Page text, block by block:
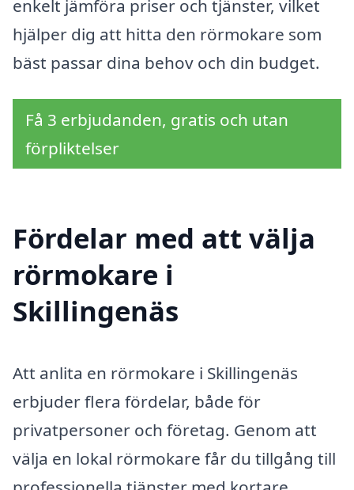
enkelt jämföra priser och tjänster, vilket
hjälper dig att hitta den rörmokare som
bäst passar dina behov och din budget.
Få 3 erbjudanden, gratis och utan
förpliktelser
Fördelar med att välja
rörmokare i
Skillingenäs
Att anlita en rörmokare i Skillingenäs
erbjuder flera fördelar, både för
privatpersoner och företag. Genom att
välja en lokal rörmokare får du tillgång till